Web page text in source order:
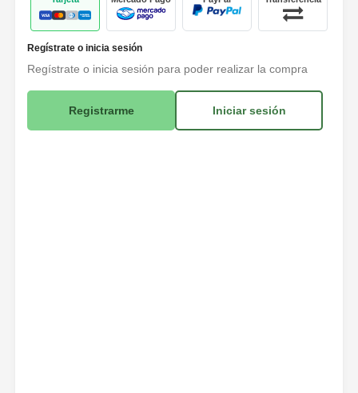
Regístrate o inicia sesión
Regístrate o inicia sesión para poder realizar la compra
Registrarme Iniciar sesión